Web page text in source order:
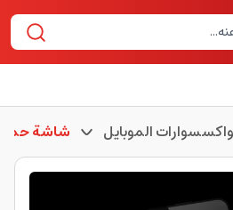
واكسسوارات الموبايل شاشة